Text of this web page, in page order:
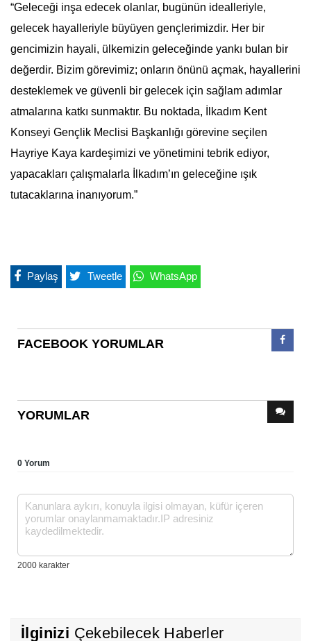
“Geleceği inşa edecek olanlar, bugünün idealleriyle,
gelecek hayalleriyle büyüyen gençlerimizdir. Her bir
gencimizin hayali, ülkemizin geleceğinde yankı bulan bir
değerdir. Bizim görevimiz; onların önünü açmak, hayallerini
desteklemek ve güvenli bir gelecek için sağlam adımlar
atmalarına katkı sunmaktır. Bu noktada, İlkadım Kent
Konseyi Gençlik Meclisi Başkanlığı görevine seçilen
Hayriye Kaya kardeşimizi ve yönetimini tebrik ediyor,
yapacakları çalışmalarla İlkadım’ın geleceğine ışık
tutacaklarına inanıyorum.”
Paylaş Tweetle WhatsApp
FACEBOOK YORUMLAR
YORUMLAR
0 Yorum
İlginizi Çekebilecek Haberler